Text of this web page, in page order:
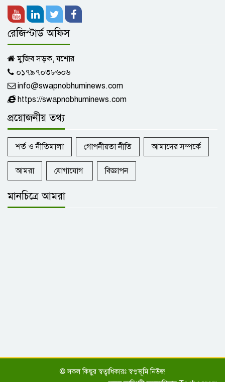
ইবি শিক্ষক রুনা হত্যার দায় স্বীকার করে
জবানবন্দি দিলেন কর্মচারী ফজলু
মিয়ানমারের সাবেক প্রেসিডেন্ট মিন্ত সোয়ের
মৃত্যু
রেজিস্টার্ড অফিস
মুজিব সড়ক, যশোর
০১৭৯৭০৩৮৬০৬
info@swapnobhuminews.com
https://swapnobhuminews.com
প্রয়োজনীয় তথ্য
শর্ত ও নীতিমালা গোপনীয়তা নীতি আমাদের সম্পর্কে
আমরা যোগাযোগ বিজ্ঞাপন
মানচিত্রে আমরা
© সকল কিছুর স্বত্বাধিকারঃ স্বপ্নভূমি নিউজ